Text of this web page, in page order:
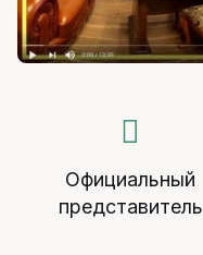
Официальный
представитель